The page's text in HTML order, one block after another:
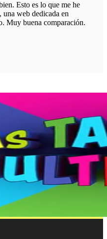
Esto es lo que me he
una web dedicada en
Muy buena comparación.